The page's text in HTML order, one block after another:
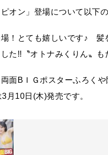
オン」登場について以下
場！とても嬉しいです♪
た!!〝オトナみくりん〟
面BＩＧポスターふろく
月10日(木)発売です。